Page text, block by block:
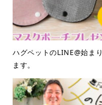
ハグペットのLINE@始まり
ます。